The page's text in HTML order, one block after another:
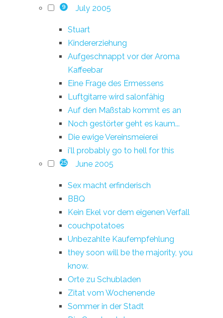
9 July 2005
Stuart
Kindererziehung
Aufgeschnappt vor der Aroma
Kaffeebar
Eine Frage des Ermessens
Luftgitarre wird salonfähig
Auf den Maßstab kommt es an
Noch gestörter geht es kaum...
Die ewige Vereinsmeierei
i'll probably go to hell for this
25 June 2005
Sex macht erfinderisch
BBQ
Kein Ekel vor dem eigenen Verfall
couchpotatoes
Unbezahlte Kaufempfehlung
they soon will be the majority, you
know.
Orte zu Schubladen
Zitat vom Wochenende
Sommer in der Stadt